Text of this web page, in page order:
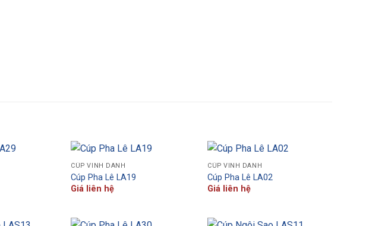
CÚP VINH DANH
Cúp Pha Lê LA19
Giá liên hệ
CÚP VINH DANH
Cúp Pha Lê LA02
Giá liên hệ